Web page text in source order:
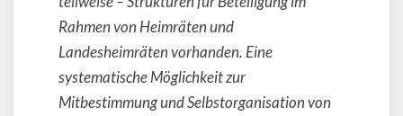
Rahmen von Heimräten und
Landesheimräten vorhanden. Eine
systematische Möglichkeit zur
Mitbestimmung und Selbstorganisation von